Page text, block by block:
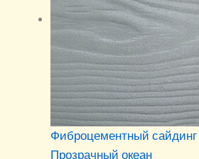
Фиброцементный сайдинг
Прозрачный океан